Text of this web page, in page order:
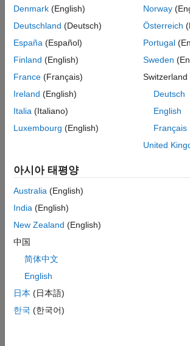
블록
제어
보호 및 진단
센서 디코더
센서리스 추정기
추천 예제
개루프 제어에서 3상 AC 모터를 구동
보정하기
이 예제에서는 개루프 제어(스칼라 제어 또
피드백을 사용하지 않고 고정자 전압과 주
속도를 제어합니다. 이 기법을 사용하여 하
검사할 수 있습니다. 속도가 일정한 개루프
고정 주파수 모터 전원을 사용합니다. 속도
Swap Motors with Single Deployment
Denmark (English)
Deutschland (Deutsch)
España (Español)
Finland (English)
France (Français)
Ireland (English)
Italia (Italiano)
Luxembourg (English)
Norway
Österreich
Portugal
Sweden
Switzerland
Deutsch
English
Français
United
아시아 태평양
Australia (English)
India (English)
New Zealand (English)
中国
简体中文
English
日本 (日本語)
한국 (한국어)